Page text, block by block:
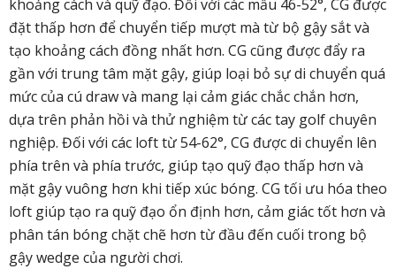
khoảng cách và quỹ đạo. Đối với các mẫu 46-52°, CG được
đặt thấp hơn để chuyển tiếp mượt mà từ bộ gậy sắt và
tạo khoảng cách đồng nhất hơn. CG cũng được đẩy ra
gần với trung tâm mặt gậy, giúp loại bỏ sự di chuyển quá
mức của cú draw và mang lại cảm giác chắc chắn hơn,
dựa trên phản hồi và thử nghiệm từ các tay golf chuyên
nghiệp. Đối với các loft từ 54-62°, CG được di chuyển lên
phía trên và phía trước, giúp tạo quỹ đạo thấp hơn và
mặt gậy vuông hơn khi tiếp xúc bóng. CG tối ưu hóa theo
loft giúp tạo ra quỹ đạo ổn định hơn, cảm giác tốt hơn và
phân tán bóng chặt chẽ hơn từ đầu đến cuối trong bộ
gậy wedge của người chơi.